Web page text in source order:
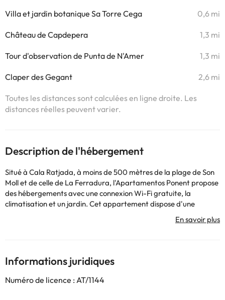
Villa et jardin botanique Sa Torre Cega 0,6 mi
Château de Capdepera 1,3 mi
Tour d'observation de Punta de N'Amer 1,3 mi
Claper des Gegant 2,6 mi
Toutes les distances sont calculées en ligne droite. Les
distances réelles peuvent varier.
Description de l'hébergement
Situé à Cala Ratjada, à moins de 500 mètres de la plage de Son
Moll et de celle de La Ferradura, l'Apartamentos Ponent propose
des hébergements avec une connexion Wi-Fi gratuite, la
climatisation et un jardin. Cet appartement dispose d'une
par satellite, une cuisine équipée avec un lave-vaisselle et un
de celle de Cala Gat. L'aéroport de Palma de Majorque, le plus
proche, est implanté à 78 km.
Veuillez informer l'établissement à l'avance de l'heure à laquelle
Informations juridiques
Numéro de licence : AT/1144